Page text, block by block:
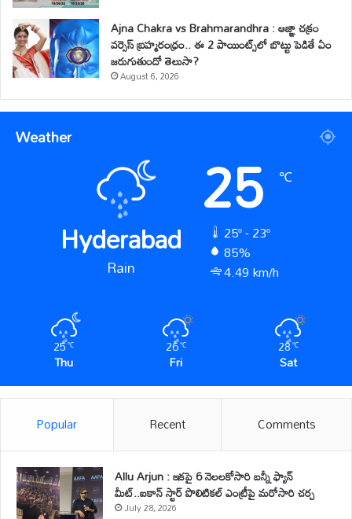
Ajna Chakra vs Brahmarandhra : ఆజ్ఞా చక్రం
వర్సెస్ బ్రహ్మరంధ్రం.. ఈ 2 పాయింట్స్‌లో బొట్టు పెడితే ఏం
జరుగుతుందో తెలుసా?
August 6, 2026
Weather
Hyderabad
Rain
25 ℃
25º - 23º
85%
4.49 km/h
25℃
Thu
26℃
Fri
28℃
Sat
Popular Recent Comments
Allu Arjun : ఇకపై 6 నెలలకోసారి బన్నీ ఫ్యాన్
మీట్..ఐకాన్ స్టార్ పొలిటికల్ ఎంట్రీపై మరోసారి చర్చ
July 28, 2026